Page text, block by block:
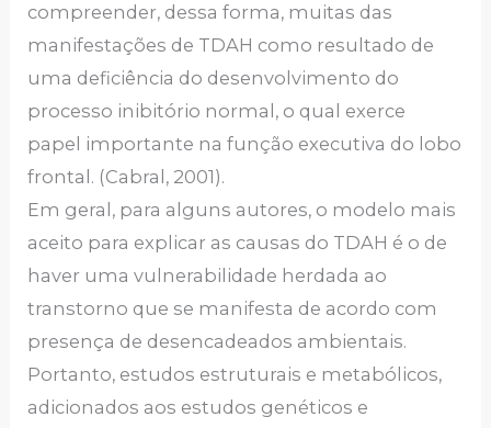
compreender, dessa forma, muitas das
manifestações de TDAH como resultado de
uma deficiência do desenvolvimento do
processo inibitório normal, o qual exerce
papel importante na função executiva do lobo
frontal. (Cabral, 2001).
Em geral, para alguns autores, o modelo mais
aceito para explicar as causas do TDAH é o de
haver uma vulnerabilidade herdada ao
transtorno que se manifesta de acordo com
presença de desencadeados ambientais.
Portanto, estudos estruturais e metabólicos,
adicionados aos estudos genéticos e